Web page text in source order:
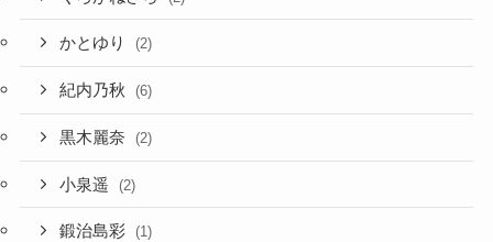
かとゆり (2)
紀内乃秋 (6)
黒木麗奈 (2)
小泉遥 (2)
鍛治島彩 (1)